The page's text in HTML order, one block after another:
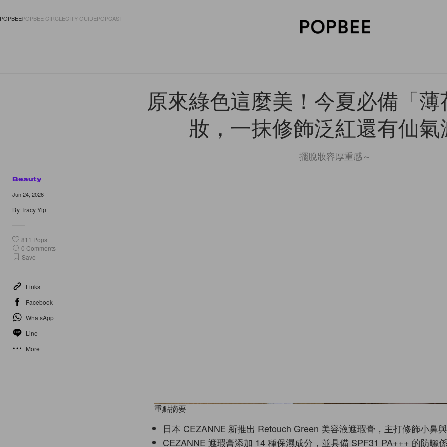
POPBEEPOPBEE CIRCLECITY GUIDEPOPCAST
原來綠色這麼美！今夏必備「
妝，一抹修飾泛紅還有仙氣
擺脫妝容厚重感～
Beauty
Jun 24, 2026
ByTracy Yip
811 Pops
0 Comments
Save
Links
Facebook
WhatsApp
Line
More
重點摘要
日本 CEZANNE 新推出 Retouch Green 美容液遮瑕膏，主打修飾小鼻與
CEZANNE 遮瑕膏添加 14 種保濕成分，並具備 SPF31 PA+++ 的防曬係